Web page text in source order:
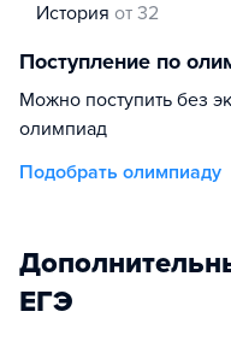
история от 32
Поступление по
Можно поступить без
олимпиад
Подобрать олимпиаду
ЕГЭ